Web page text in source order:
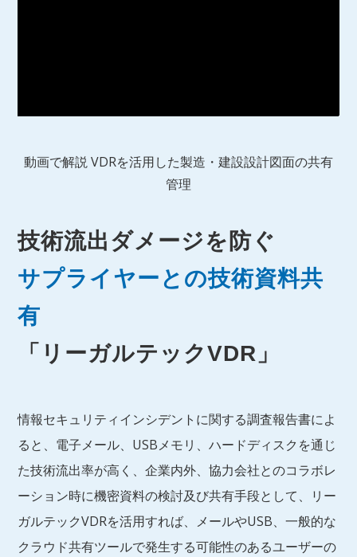
動画で解説 VDRを活用した製造・建設設計図面の共有
管理
技術流出ダメージを防ぐ
サプライヤーとの技術資料共
有
「リーガルテックVDR」
情報セキュリティインシデントに関する調査報告書によ
ると、電子メール、USBメモリ、ハードディスクを通じ
た技術流出率が高く、企業内外、協力会社とのコラボレ
ーション時に機密資料の検討及び共有手段として、リー
ガルテックVDRを活用すれば、メールやUSB、一般的な
クラウド共有ツールで発生する可能性のあるユーザーの